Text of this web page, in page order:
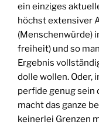
ein einziges
höchst extensiver
(Menschenwürde)
freiheit) und so
Ergebnis
dolle wollen. Oder,
perfide genug sein
macht das ganze
keinerlei Grenzen